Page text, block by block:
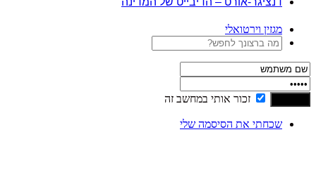
מגזין וירטואלי
זכור אותי במחשב זה
שכחתי את הסיסמה שלי